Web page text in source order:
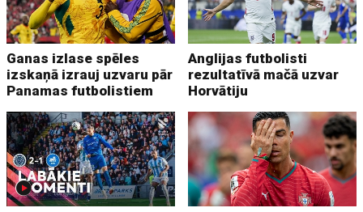
Ganas izlase spēles
izskaņā izrauj uzvaru pār
Panamas futbolistiem
Anglijas futbolisti
rezultatīvā mačā uzvar
Horvātiju